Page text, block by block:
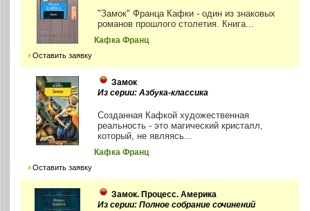
"Замок" Франца Кафки - один из знаковых
романов прошлого столетия. Книга...
Кафка Франц
Оставить заявку
Замок
Из серии: Азбука-классика
Созданная Кафкой художественная
реальность - это магический кристалл,
который, не являясь...
Кафка Франц
Оставить заявку
Замок. Процесс. Америка
Из серии: Полное собрание сочинений